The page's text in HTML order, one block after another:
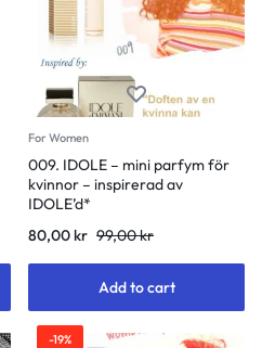
For Women
009. IDOLE – mini parfym för
kvinnor – inspirerad av
IDOLE’d*
80,00kr 99,00kr
Add to cart
-19%